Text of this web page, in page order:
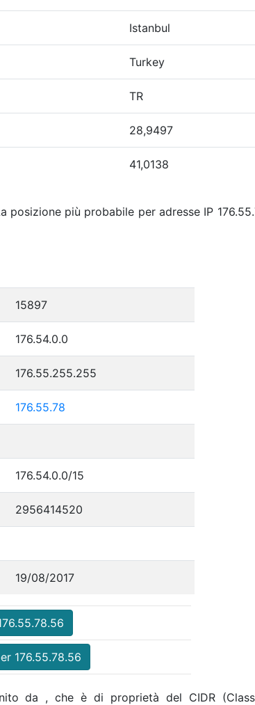
Istanbul
Turkey
TR
28,9497
41,0138
posizione più probabile per adresse IP
15897
176.54.0.0
176.55.255.255
176.55.78
176.54.0.0/15
2956414520
19/08/2017
176.55.78.56
da , che è di proprietà del CIDR